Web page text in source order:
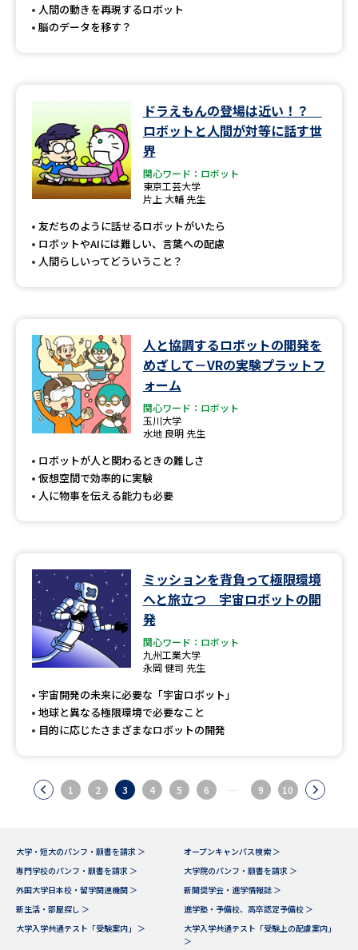
人間の動きを再現するロボット
脳のデータを移す？
ドラえもんの登場は近い！？
ロボットと人間が対等に話す世
界
関心ワード：ロボット
東京工芸大学
片上 大輔 先生
友だちのように話せるロボットがいたら
ロボットやAIには難しい、言葉への配慮
人間らしいってどういうこと？
人と協調するロボットの開発を
めざして－VRの実験プラットフ
ォーム
関心ワード：ロボット
玉川大学
水地 良明 先生
ロボットが人と関わるときの難しさ
仮想空間で効率的に実験
人に物事を伝える能力も必要
ミッションを背負って極限環境
へと旅立つ 宇宙ロボットの開
発
関心ワード：ロボット
九州工業大学
永岡 健司 先生
宇宙開発の未来に必要な「宇宙ロボット」
地球と異なる極限環境で必要なこと
目的に応じたさまざまなロボットの開発
1 2 3 4 5 6 … 9 10
大学・短大のパンフ・願書を請求 ＞
オープンキャンパス検索 ＞
専門学校のパンフ・願書を請求 ＞
大学院のパンフ・願書を請求 ＞
外国大学日本校・留学関連機関 ＞
新聞奨学会・進学情報誌 ＞
新生活・部屋探し ＞
進学塾・予備校、高卒認定予備校 ＞
大学入学共通テスト「受験案内」 ＞
大学入学共通テスト「受験上の配慮案内」
＞